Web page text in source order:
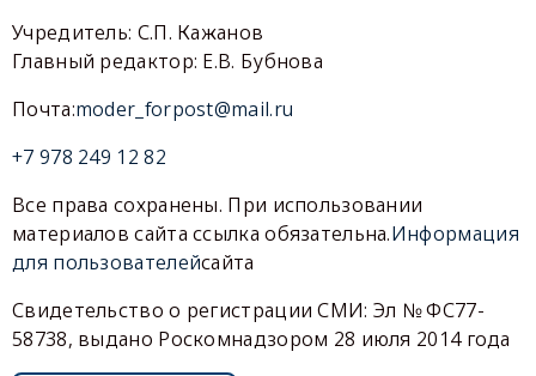
Учредитель: С.П. Кажанов
Главный редактор: Е.В. Бубнова
Почта:moder_forpost@mail.ru
+7 978 249 12 82
Все права сохранены. При использовании
материалов сайта ссылка обязательна.Информация
для пользователейсайта
Свидетельство о регистрации СМИ: Эл № ФС77-
58738, выдано Роскомнадзором 28 июля 2014 года